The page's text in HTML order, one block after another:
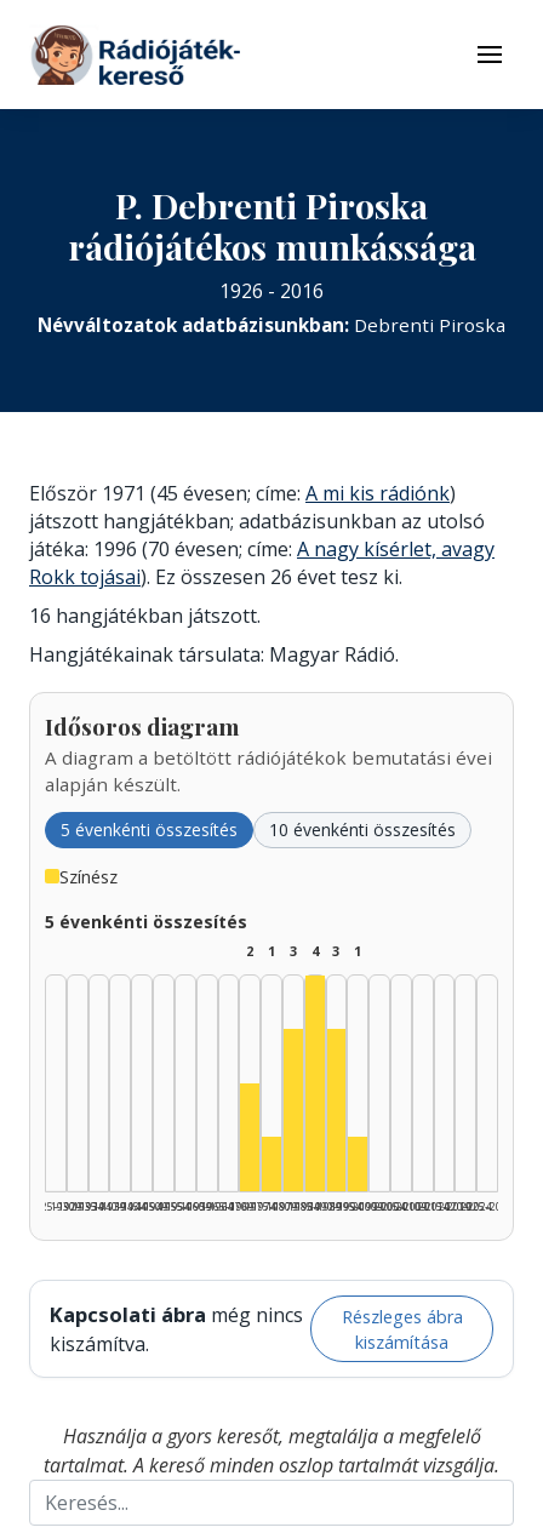
Tovább a tartalomhoz
Menü
P. Debrenti Piroska
rádiójátékos munkássága
1926 - 2016
Névváltozatok adatbázisunkban: Debrenti Piroska
Először 1971 (45 évesen; címe: A mi kis rádiónk)
játszott hangjátékban; adatbázisunkban az utolsó
játéka: 1996 (70 évesen; címe: A nagy kísérlet, avagy
Rokk tojásai). Ez összesen 26 évet tesz ki.
16 hangjátékban játszott.
Hangjátékainak társulata: Magyar Rádió.
Idősoros diagram
A diagram a betöltött rádiójátékok bemutatási évei
alapján készült.
5 évenkénti összesítés 10 évenkénti összesítés
Színész
5 évenkénti összesítés
1925–1929
1930–1934
1935–1939
1940–1944
1945–1949
1950–1954
1955–1959
1960–1964
1965–1969
2
1970–1974
1
1975–1979
3
1980–1984
4
1985–1989
3
1990–1994
1
1995–1999
2000–2004
2005–2009
2010–2014
2015–2019
2020–2024
2025–2026
Kapcsolati ábra még nincs
kiszámítva.
Részleges ábra
kiszámítása
Használja a gyors keresőt, megtalálja a megfelelő
tartalmat. A kereső minden oszlop tartalmát vizsgálja.